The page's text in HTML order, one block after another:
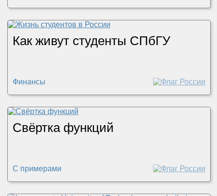
Как живут студенты СПбГУ
Финансы
Свёртка функций
С примерами